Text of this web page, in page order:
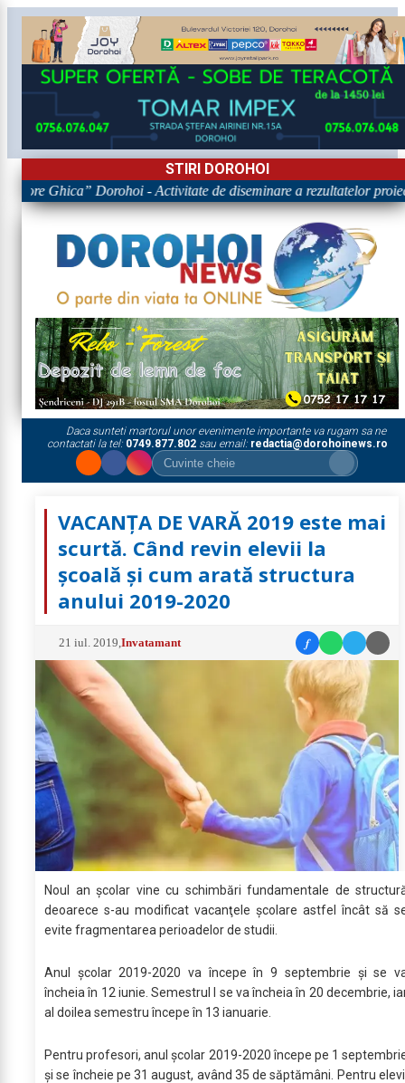
STIRI DOROHOI
Ghica” Dorohoi - Activitate de diseminare a rezultatelor
Daca sunteti martorul unor evenimente importante va rugam sa ne
contactati la tel: 0749.877.802sau email: redactia@dorohoinews.ro
VACANŢA DE VARĂ 2019 este mai
scurtă. Când revin elevii la
şcoală şi cum arată structura
anului 2019-2020
21 iul. 2019 ,Invatamant f
Noul an şcolar vine cu schimbări fundamentale de
deoarece s-au modificat vacanţele şcolare astfel încât să
evite fragmentarea perioadelor de studii.
Anul şcolar 2019-2020 va începe în 9 septembrie şi se
încheia în 12 iunie. Semestrul I se va încheia în 20 decembrie,
al doilea semestru începe în 13 ianuarie.
Pentru profesori, anul şcolar 2019-2020 începe pe 1
şi se încheie pe 31 august, având 35 de săptămâni. Pentru